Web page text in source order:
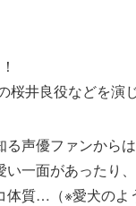
井良役などを演
る声優ファンからは
一面があったり
質…（※愛犬のよ